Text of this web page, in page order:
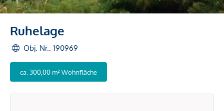
Ruhelage
Obj. Nr.: 190969
ca. 300,00 m² Wohnfläche